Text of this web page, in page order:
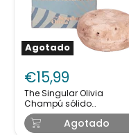
Agotado
Singular
Olivia
Champú
sólido
Deslumbrante
85g
€15,99
The Singular Olivia
Champú sólido
Deslumbrante 85g
Agotado